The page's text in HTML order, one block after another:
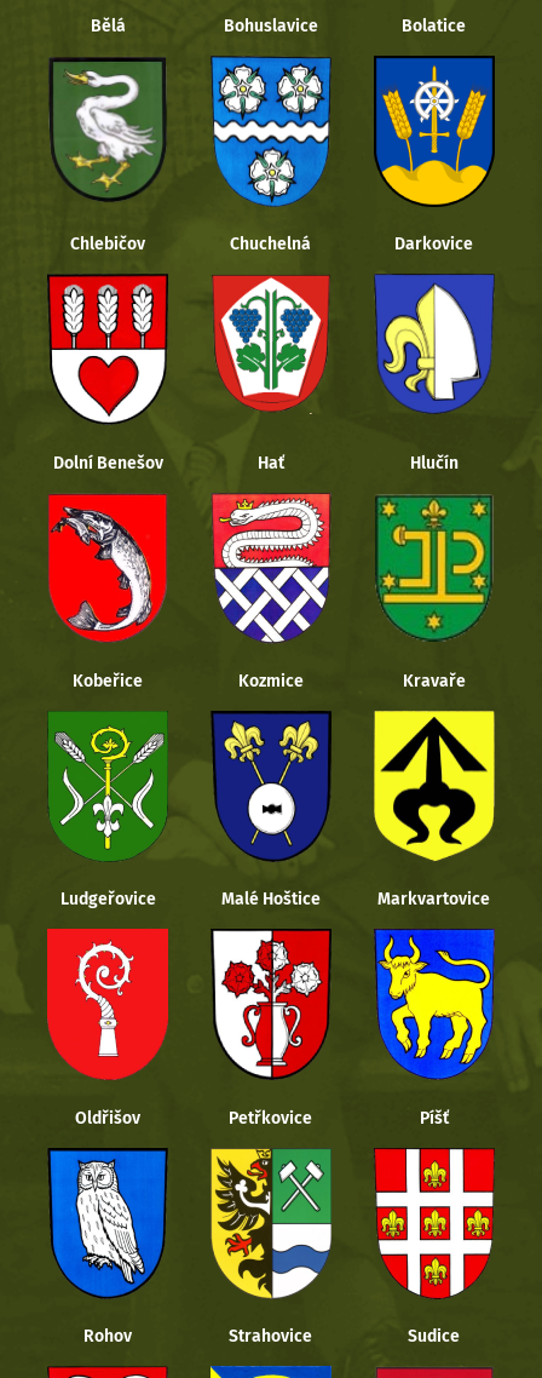
Bělá Bohuslavice Bolatice
Chlebičov Chuchelná Darkovice
Dolní Benešov Hať Hlučín
Kobeřice Kozmice Kravaře
Ludgeřovice Malé Hoštice Markvartovice
Oldřišov Petřkovice Píšť
Rohov Strahovice Sudice